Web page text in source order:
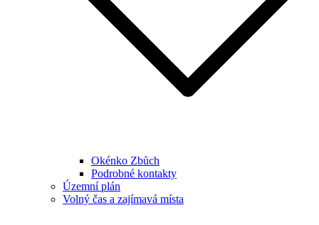
Okénko Zbůch
Podrobné kontakty
Územní plán
Volný čas a zajímavá místa